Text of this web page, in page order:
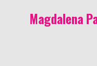
Magdalena